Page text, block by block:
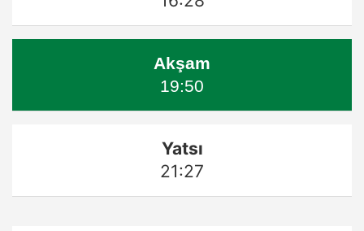
Akşam
19:50
Yatsı
21:27